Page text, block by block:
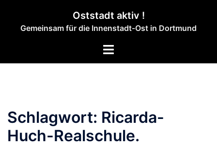
springen
Oststadt aktiv !
Gemeinsam für die Innenstadt-Ost in Dortmund
Menü
Schlagwort: Ricarda-
Huch-Realschule.